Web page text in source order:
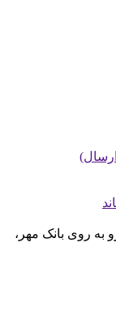
به روی بانک مهر،